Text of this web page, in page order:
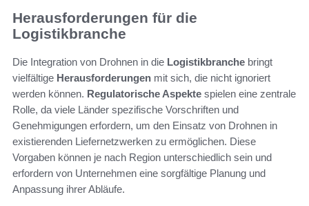
Herausforderungen für die
Logistikbranche
Die Integration von Drohnen in die Logistikbranche bringt
vielfältige Herausforderungen mit sich, die nicht ignoriert
werden können. Regulatorische Aspekte spielen eine zentrale
Rolle, da viele Länder spezifische Vorschriften und
Genehmigungen erfordern, um den Einsatz von Drohnen in
existierenden Liefernetzwerken zu ermöglichen. Diese
Vorgaben können je nach Region unterschiedlich sein und
erfordern von Unternehmen eine sorgfältige Planung und
Anpassung ihrer Abläufe.